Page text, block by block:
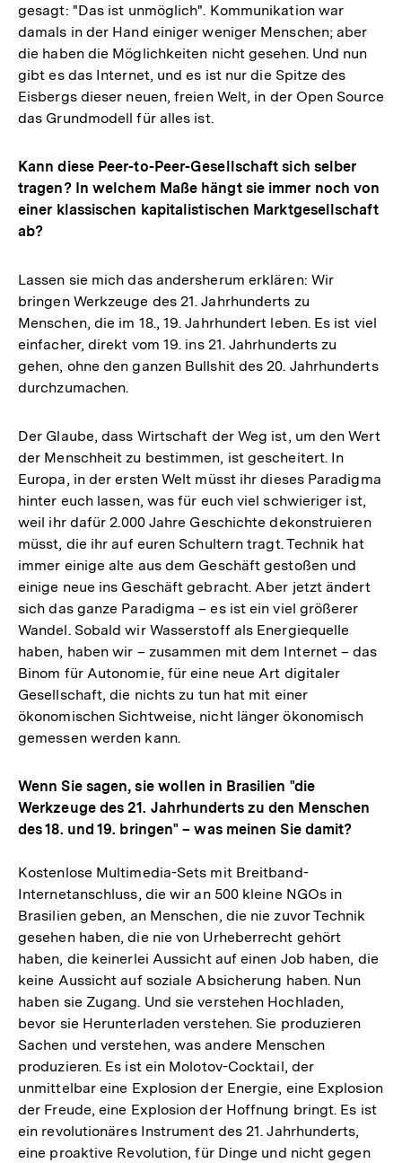
gesagt: "Das ist unmöglich". Kommunikation war
damals in der Hand einiger weniger Menschen; aber
die haben die Möglichkeiten nicht gesehen. Und nun
gibt es das Internet, und es ist nur die Spitze des
Eisbergs dieser neuen, freien Welt, in der Open Source
das Grundmodell für alles ist.
Kann diese Peer-to-Peer-Gesellschaft sich selber
tragen? In welchem Maße hängt sie immer noch von
einer klassischen kapitalistischen Marktgesellschaft
ab?
Lassen sie mich das andersherum erklären: Wir
bringen Werkzeuge des 21. Jahrhunderts zu
Menschen, die im 18., 19. Jahrhundert leben. Es ist viel
einfacher, direkt vom 19. ins 21. Jahrhunderts zu
gehen, ohne den ganzen Bullshit des 20. Jahrhunderts
durchzumachen.
Der Glaube, dass Wirtschaft der Weg ist, um den Wert
der Menschheit zu bestimmen, ist gescheitert. In
Europa, in der ersten Welt müsst ihr dieses Paradigma
hinter euch lassen, was für euch viel schwieriger ist,
weil ihr dafür 2.000 Jahre Geschichte dekonstruieren
müsst, die ihr auf euren Schultern tragt. Technik hat
immer einige alte aus dem Geschäft gestoßen und
einige neue ins Geschäft gebracht. Aber jetzt ändert
sich das ganze Paradigma – es ist ein viel größerer
Wandel. Sobald wir Wasserstoff als Energiequelle
haben, haben wir – zusammen mit dem Internet – das
Binom für Autonomie, für eine neue Art digitaler
Gesellschaft, die nichts zu tun hat mit einer
ökonomischen Sichtweise, nicht länger ökonomisch
gemessen werden kann.
Wenn Sie sagen, sie wollen in Brasilien "die
Werkzeuge des 21. Jahrhunderts zu den Menschen
des 18. und 19. bringen" – was meinen Sie damit?
Kostenlose Multimedia-Sets mit Breitband-
Internetanschluss, die wir an 500 kleine NGOs in
Brasilien geben, an Menschen, die nie zuvor Technik
gesehen haben, die nie von Urheberrecht gehört
haben, die keinerlei Aussicht auf einen Job haben, die
keine Aussicht auf soziale Absicherung haben. Nun
haben sie Zugang. Und sie verstehen Hochladen,
bevor sie Herunterladen verstehen. Sie produzieren
Sachen und verstehen, was andere Menschen
produzieren. Es ist ein Molotov-Cocktail, der
unmittelbar eine Explosion der Energie, eine Explosion
der Freude, eine Explosion der Hoffnung bringt. Es ist
ein revolutionäres Instrument des 21. Jahrhunderts,
eine proaktive Revolution, für Dinge und nicht gegen